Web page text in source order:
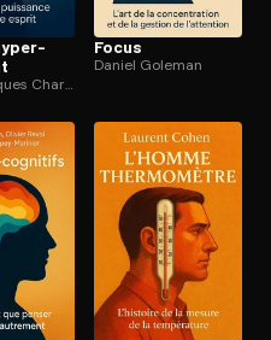
pointe sur le code. C'est gratuit à
Jean-Jacques Charbonier
Focus
Daniel Goleman